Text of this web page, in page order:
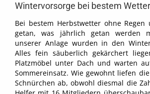
Wintervorsorge bei bestem Wetter
Bei bestem Herbstwetter ohne
getan, was jährlich getan werden
unserer Anlage wurden in den
Alles fein säuberlich gekärchert
Platzmöbel unter Dach und warten
Sommereinsatz. Wie gewohnt liefen
Schnürchen ab, obwohl diesmal die